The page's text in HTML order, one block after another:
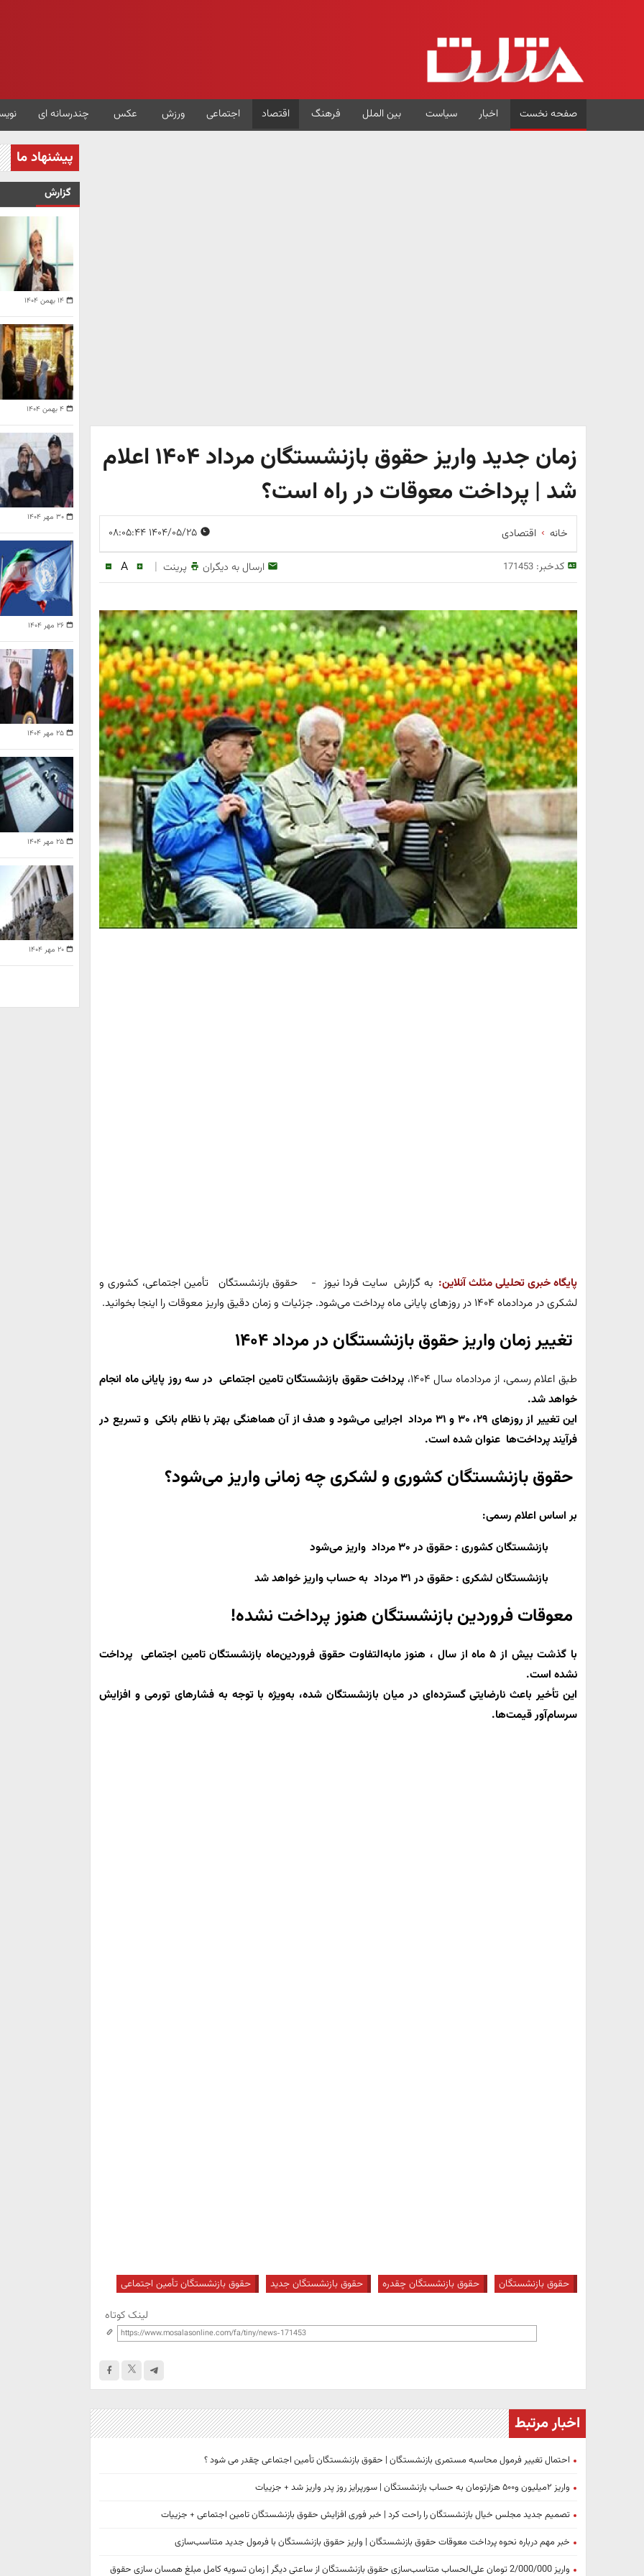
صفحه نخست اخبار سیاست بین الملل فرهنگ اقتصاد اجتماعی ورزش عکس چندرسانه ای
زمان جدید واریز حقوق بازنشستگان مرداد ۱۴۰۴ اعلام
شد | پرداخت معوقات در راه است؟
خانه اقتصادی
کدخبر:171453 ارسال به دیگران پرینت |
A
پایگاه خبری تحلیلی مثلث آنلاین: به گزارش سایت فردا نیوز - حقوق بازنشستگان تأمین اجتماعی، کشوری و
لشکری در مردادماه ۱۴۰۴ در روزهای پایانی ماه پرداخت می‌شود. جزئیات و زمان دقیق واریز معوقات را اینجا بخوانید.
تغییر زمان واریز حقوق بازنشستگان در مرداد ۱۴۰۴
طبق اعلام رسمی، از مردادماه سال ۱۴۰۴،
پرداخت حقوق بازنشستگان تامین اجتماعی در سه روز پایانی ماه انجام
خواهد شد.
این تغییر ازروزهای ۲۹، ۳۰ و ۳۱ مرداد اجرایی می‌شود و هدف از آن هماهنگی بهتر با نظام بانکی وتسریع در
فرآیند پرداخت‌ها عنوان شده است.
حقوق بازنشستگان کشوری و لشکری چه زمانی واریز می‌شود؟
بر اساس اعلام رسمی:
بازنشستگان کشوری : حقوق در۳۰ مرداد واریز می‌شود
بازنشستگان لشکری : حقوق در۳۱ مرداد به حساب واریز خواهد شد
معوقات فروردین بازنشستگان هنوز پرداخت نشده!
با گذشت بیش از ۵ ماه از سال ، هنوز
مابه‌التفاوت حقوق فروردین‌ماه بازنشستگان تامین اجتماعی پرداخت
نشده است.
این تأخیر باعث نارضایتی گسترده‌ای در میان بازنشستگان شده، به‌ویژه با توجه به فشارهای تورمی و افزایش
سرسام‌آور قیمت‌ها.
حقوق بازنشستگان حقوق بازنشستگان چقدره حقوق بازنشستگان جدید حقوق بازنشستگان تأمین اجتماعی
لینک کوتاه
اخبار مرتبط
احتمال تغییر فرمول محاسبه مستمری بازنشستگان | حقوق بازنشستگان تأمین اجتماعی چقدر می شود ؟
واریز ۲میلیون و۵۰۰ هزارتومان به حساب بازنشستگان | سورپرایز روز پدر واریز شد + جزییات
تصمیم جدید مجلس خیال بازنشستگان را راحت کرد | خبر فوری افزایش حقوق بازنشستگان تامین اجتماعی + جزییات
خبر مهم درباره نحوه پرداخت معوقات حقوق بازنشستگان | واریز حقوق بازنشستگان با فرمول جدید متناسب‌سازی
واریز 2/000/000 تومان علی‌الحساب متناسب‌سازی حقوق بازنشستگان از ساعتی دیگر | زمان تسویه کامل مبلغ همسان سازی حقوق
پیشنهاد ما
گزارش
۱۴ بهمن ۱۴۰۴
۴ بهمن ۱۴۰۴
۳۰ مهر ۱۴۰۴
۲۶ مهر ۱۴۰۴
۲۵ مهر ۱۴۰۴
۲۵ مهر ۱۴۰۴
۲۰ مهر ۱۴۰۴